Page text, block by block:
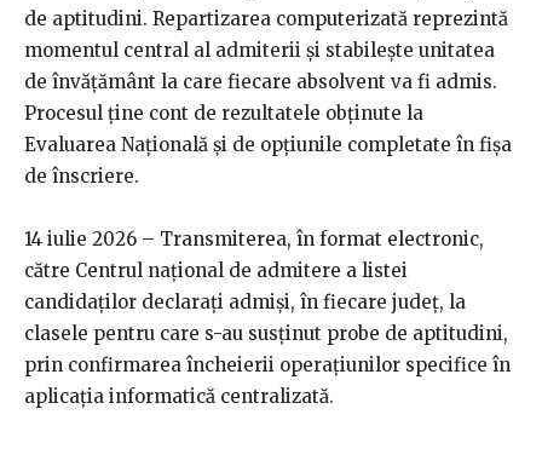
de aptitudini. Repartizarea computerizată reprezintă
momentul central al admiterii și stabilește unitatea
de învățământ la care fiecare absolvent va fi admis.
Procesul ține cont de rezultatele obținute la
Evaluarea Națională și de opțiunile completate în fișa
de înscriere.
14 iulie 2026 – Transmiterea, în format electronic,
către Centrul naţional de admitere a listei
candidaţilor declaraţi admişi, în fiecare judeţ, la
clasele pentru care s-au susţinut probe de aptitudini,
prin confirmarea încheierii operațiunilor specifice în
aplicația informatică centralizată.